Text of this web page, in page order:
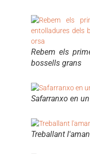
Rebem els
bossells grans
Safarranxo en
Treballant